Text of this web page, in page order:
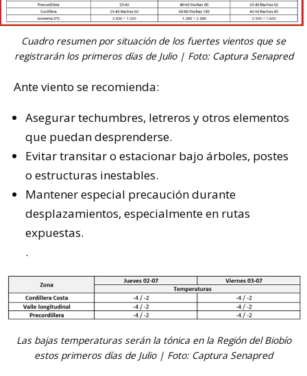
Cuadro resumen por situación de los fuertes vientos que se
registrarán los primeros días de Julio | Foto: Captura Senapred
Ante viento se recomienda:
Asegurar techumbres, letreros y otros elementos
que puedan desprenderse.
Evitar transitar o estacionar bajo árboles, postes
o estructuras inestables.
Mantener especial precaución durante
desplazamientos, especialmente en rutas
expuestas.
.
Las bajas temperaturas serán la tónica en la Región del Biobío
estos primeros días de Julio | Foto: Captura Senapred